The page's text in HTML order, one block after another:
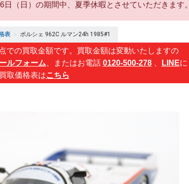
（日）の期間中、夏季休暇とさせていただきます。
表 ＞ ポルシェ 962C ルマン24h 1985#1
での買取金額です。買取金額は変動いたしますの
ルフォーム 、またはお電話 0120-500-278、 LINEに
取価格表はこちら